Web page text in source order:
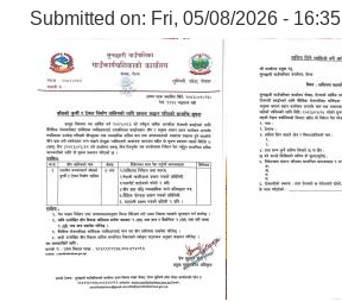
Submitted on: Fri, 05/08/2026 - 16:35